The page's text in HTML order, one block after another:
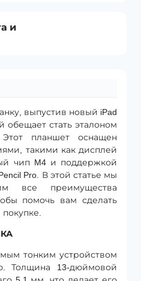
и
выпустив новый iPad
обещает стать эталоном
планшет оснащен
такими как дисплей
чип M4 и поддержкой
Pro. В этой статье мы
все преимущества
помочь вам сделать
тонким устройством
Толщина 13-дюймовой